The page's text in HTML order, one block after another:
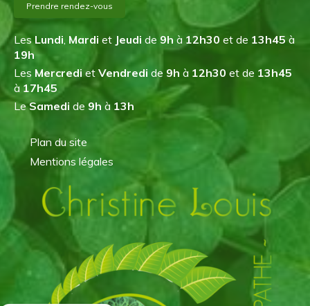
Prendre rendez-vous
LesLundi, Mardi et Jeudi de 9h à 12h30 et de 13h45à
19h
Les Mercrediet Vendredi de 9h à 12h30 et de 13h45
à17h45
LeSamedi de 9h à 13h
Plan du site
Mentions légales